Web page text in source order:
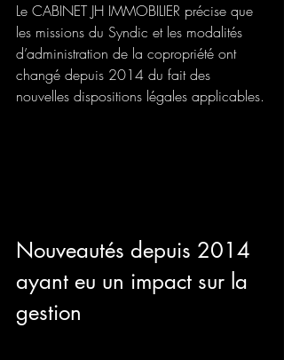
Le CABINET JH IMMOBILIER précise que
les missions du Syndic et les modalités
d’administration de la copropriété ont
changé depuis 2014 du fait des
nouvelles dispositions légales applicables.
Nouveautés depuis 2014
ayant eu un impact sur la
gestion